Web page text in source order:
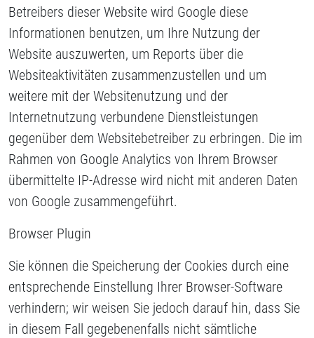
Betreibers dieser Website wird Google diese
Informationen benutzen, um Ihre Nutzung der
Website auszuwerten, um Reports über die
Websiteaktivitäten zusammenzustellen und um
weitere mit der Websitenutzung und der
Internetnutzung verbundene Dienstleistungen
gegenüber dem Websitebetreiber zu erbringen. Die im
Rahmen von Google Analytics von Ihrem Browser
übermittelte IP-Adresse wird nicht mit anderen Daten
von Google zusammengeführt.
Browser Plugin
Sie können die Speicherung der Cookies durch eine
entsprechende Einstellung Ihrer Browser-Software
verhindern; wir weisen Sie jedoch darauf hin, dass Sie
in diesem Fall gegebenenfalls nicht sämtliche